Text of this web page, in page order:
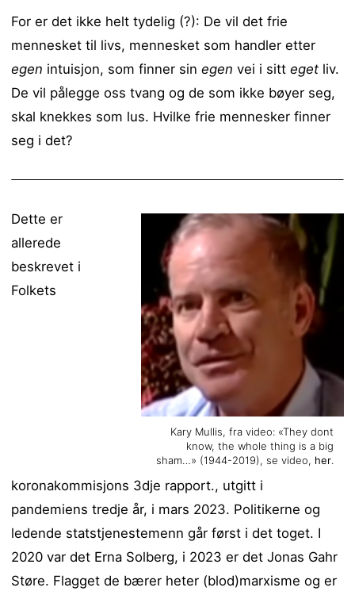
For er det ikke helt tydelig (?): De vil det frie
mennesket til livs, mennesket som handler etter
egen intuisjon, som finner sinegen vei i sitteget liv.
De vil pålegge oss tvang og de som ikke bøyer seg,
skal knekkes som lus. Hvilke frie mennesker finner
seg i det?
Kary Mullis, fra video: «They dont
know, the whole thing is a big
sham…» (1944-2019), se video, her.
Dette er
allerede
beskrevet i
Folkets
koronakommisjons 3dje rapport., utgitt i
pandemiens tredje år, i mars 2023. Politikerne og
ledende statstjenestemenn går først i det toget. I
2020 var det Erna Solberg, i 2023 er det Jonas Gahr
Støre. Flagget de bærer heter (blod)marxisme og er